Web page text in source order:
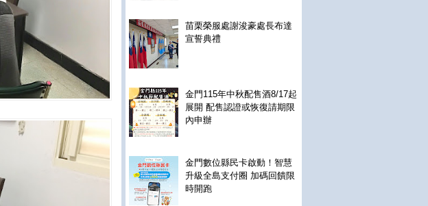
苗栗榮服處謝浚豪處長布達
宣誓典禮
金門115年中秋配售酒8/17起
展開 配售認證或恢復請期限
內申辦
金門數位縣民卡啟動！智慧
升級全島支付圈 加碼回饋限
時開跑